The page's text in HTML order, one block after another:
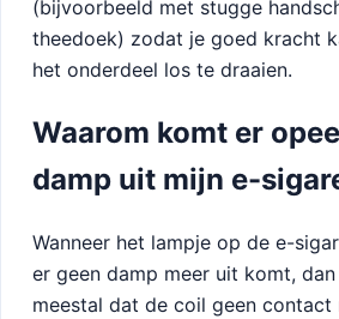
(bijvoorbeeld met stugge
theedoek) zodat je goed kracht
het onderdeel los te draaien.
Waarom komt er
damp uit mijn e-
Wanneer het lampje op de e-
er geen damp meer uit komt,
meestal dat de coil geen contact